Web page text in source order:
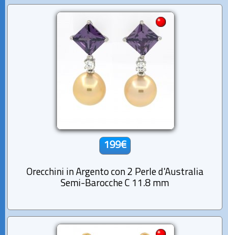
199€
Orecchini in Argento con 2 Perle d'Australia
Semi-Barocche C 11.8 mm